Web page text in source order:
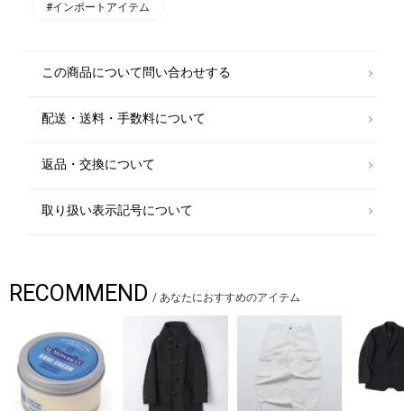
#インポートアイテム
この商品について問い合わせする
配送・送料・手数料について
返品・交換について
取り扱い表示記号について
RECOMMEND / あなたにおすすめのアイテム